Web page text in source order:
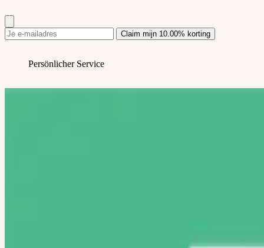
Claim mijn 10.00% korting
Perfekt als Geschenk